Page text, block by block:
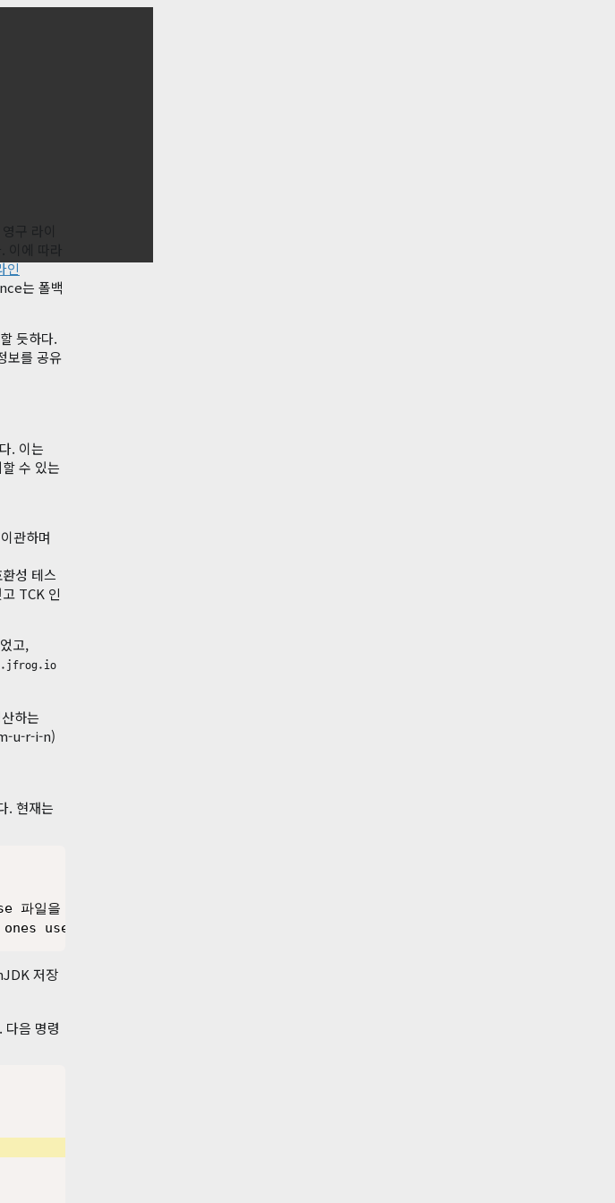
구 라이
이에 따라
인
는 폴백
듯하다.
보를 공유
. 이는
수 있는
관하며
성 테스
TCK 인
고,
하는
u-r-i-n)
. 현재는
을 받는데 실패했습니다  503  Service Temporarily Unavailable [IP:
used instead.
저장
다음 명령